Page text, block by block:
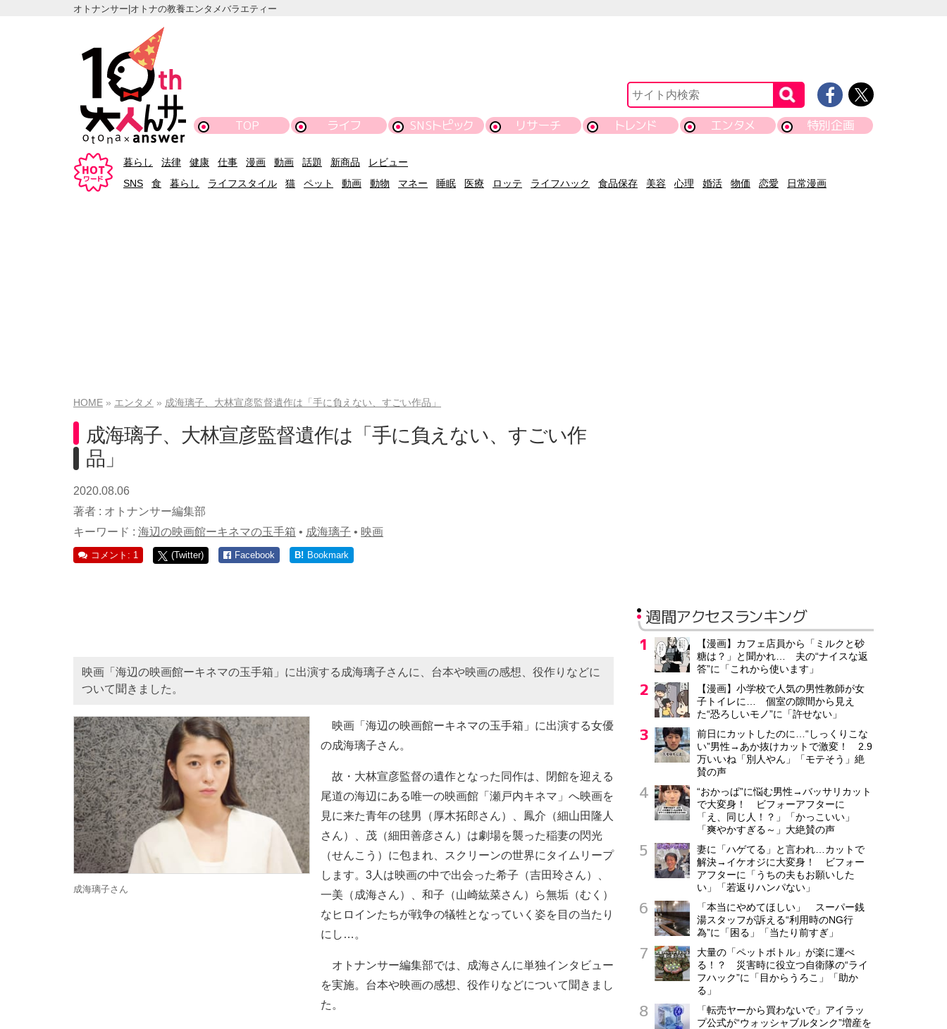
オトナンサー|オトナの教養エンタメバラエティー
TOP ライフ SNSトピック リサーチ トレンド エンタメ 特別企画
暮らし 法律 健康 仕事 漫画 動画 話題 新商品
レビュー
SNS
食 暮らし ライフスタイル 猫 ペット 動画 動物 マネー 睡眠 医療 ロッテ ライフハック 食品保存 美容 心理 婚活 物価 恋愛 日常漫画
HOME エンタメ 成海璃子、大林宣彦監督遺作は「手に負えない、すごい作品」
成海璃子、大林宣彦監督遺作は「手に負えない、すごい作
品」
2020.08.06
著者 : オトナンサー編集部
キーワード : 海辺の映画館ーキネマの玉手箱 • 成海璃子 • 映画
コメント: 1 (Twitter) Facebook B! Bookmark
映画「海辺の映画館ーキネマの玉手箱」に出演する成海璃子さんに、台本や映画の感想、役作りなどに
ついて聞きました。
成海璃子さん
映画「海辺の映画館ーキネマの玉手箱」に出演する女優
の成海璃子さん。
故・大林宣彦監督の遺作となった同作は、閉館を迎える
尾道の海辺にある唯一の映画館「瀬戸内キネマ」へ映画を
見に来た青年の毬男（厚木拓郎さん）、鳳介（細山田隆人
さん）、茂（細田善彦さん）は劇場を襲った稲妻の閃光
（せんこう）に包まれ、スクリーンの世界にタイムリープ
します。3人は映画の中で出会った希子（吉田玲さん）、
一美（成海さん）、和子（山崎紘菜さん）ら無垢（むく）
なヒロインたちが戦争の犠牲となっていく姿を目の当たり
にし…。
オトナンサー編集部では、成海さんに単独インタビュー
を実施。台本や映画の感想、役作りなどについて聞きまし
た。
週間アクセスランキング
【漫画】カフェ店員から「ミルクと砂
糖は？」と聞かれ… 夫の“ナイスな返
答”に「これから使います」
【漫画】小学校で人気の男性教師が女
子トイレに… 個室の隙間から見え
た“恐ろしいモノ”に「許せない」
前日にカットしたのに…“しっくりこな
い”男性→あか抜けカットで激変！ 2.9
万いいね「別人やん」「モテそう」絶
賛の声
“おかっぱ”に悩む男性→バッサリカット
で大変身！ ビフォーアフターに
「え、同じ人！？」「かっこいい」
「爽やかすぎる～」大絶賛の声
妻に「ハゲてる」と言われ…カットで
解決→イケオジに大変身！ ビフォー
アフターに「うちの夫もお願いした
い」「若返りハンパない」
「本当にやめてほしい」 スーパー銭
湯スタッフが訴える“利用時のNG行
為”に「困る」「当たり前すぎ」
大量の「ペットボトル」が楽に運べ
る！？ 災害時に役立つ自衛隊の“ライ
フハック”に「目からうろこ」「助か
る」
「転売ヤーから買わないで」アイラッ
プ公式が“ウォッシャブルタンク”増産を